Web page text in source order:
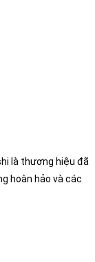
là thương hiệu đã
hoàn hảo và các